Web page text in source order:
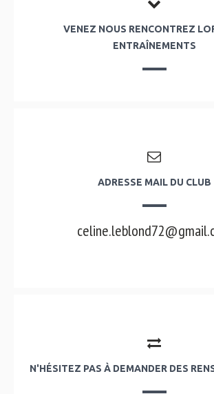
VENEZ NOUS RENCONTREZ
ENTRAÎNEMENTS
ADRESSE MAIL DU CLUB
N'HÉSITEZ PAS À DEMANDER DES